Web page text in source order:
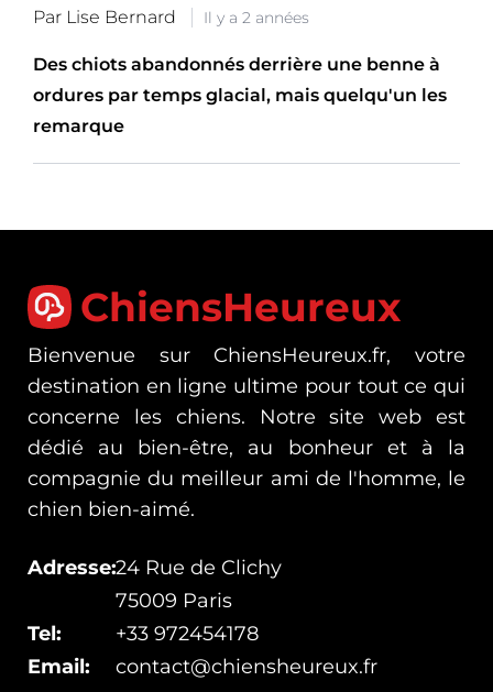
Par Lise Bernard Il y a 2 années
Des chiots abandonnés derrière une benne à
ordures par temps glacial, mais quelqu'un les
remarque
ChiensHeureux
Bienvenue sur ChiensHeureux.fr, votre
destination en ligne ultime pour tout ce qui
concerne les chiens. Notre site web est
dédié au bien-être, au bonheur et à la
compagnie du meilleur ami de l'homme, le
chien bien-aimé.
Adresse:24 Rue de Clichy
75009 Paris
Tel:
+33 972454178
Email:
contact@chiensheureux.fr